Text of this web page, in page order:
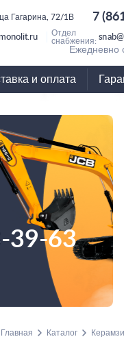
Гагарина, 72/1В 7
Отдел
снабжения:
Ежедневно
и оплата
39-63
Главная Каталог